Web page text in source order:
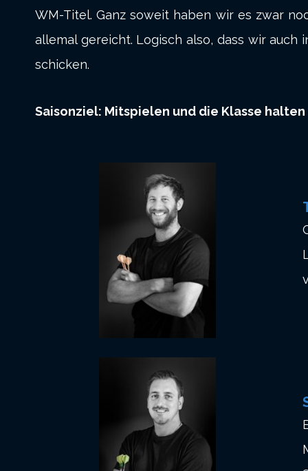
WM-Titel. Ganz soweit haben wir es zwar
allemal gereicht. Logisch also, dass wir auch
schicken.
Saisonziel: Mitspielen und die Klasse halten